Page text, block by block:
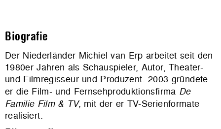
Biografie
Der Niederländer Michiel van Erp arbeitet seit den
1980er Jahren als Schauspieler, Autor, Theater-
und Filmregisseur und Produzent. 2003 gründete
er die Film- und Fernsehproduktionsfirma De
Familie Film & TV, mit der er TV-Serienformate
realisiert.